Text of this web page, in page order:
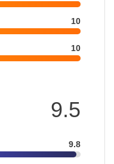
10
10
9.5
9.8